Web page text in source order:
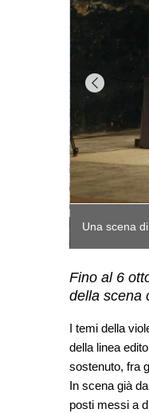
Fino al 6
della scena
I temi della
della linea
sostenuto, fra
In scena già
posti messi a